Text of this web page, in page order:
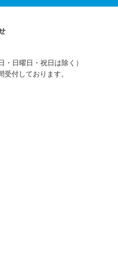
日曜日・祝日は除く）
付しております。